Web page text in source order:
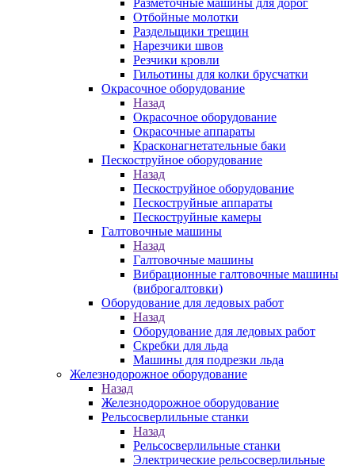
Разметочные машины для дорог
Отбойные молотки
Раздельщики трещин
Нарезчики швов
Резчики кровли
Гильотины для колки брусчатки
Окрасочное оборудование
Назад
Окрасочное оборудование
Окрасочные аппараты
Красконагнетательные баки
Пескоструйное оборудование
Назад
Пескоструйное оборудование
Пескоструйные аппараты
Пескоструйные камеры
Галтовочные машины
Назад
Галтовочные машины
Вибрационные галтовочные машины
(виброгалтовки)
Оборудование для ледовых работ
Назад
Оборудование для ледовых работ
Скребки для льда
Машины для подрезки льда
Железнодорожное оборудование
Назад
Железнодорожное оборудование
Рельсосверлильные станки
Назад
Рельсосверлильные станки
Электрические рельсосверлильные